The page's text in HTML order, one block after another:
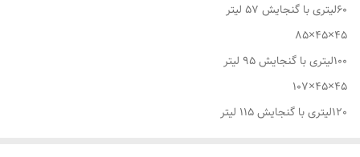
60لیتری با گنجایش 57 لیتر
45×45×85
100لیتری با گنجایش 95 لیتر
45×45×107
120لیتری با گنجایش 115 لیتر